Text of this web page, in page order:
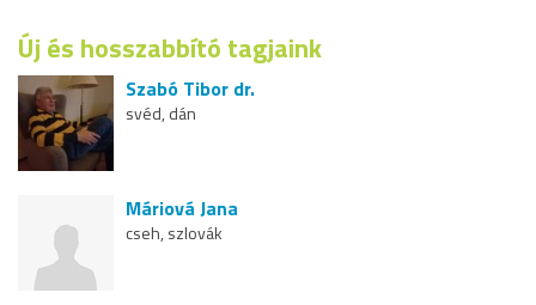
Új és hosszabbító tagjaink
Szabó Tibor dr.
svéd, dán
Máriová Jana
cseh, szlovák